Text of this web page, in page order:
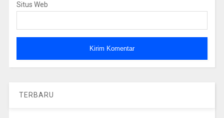
Situs Web
TERBARU